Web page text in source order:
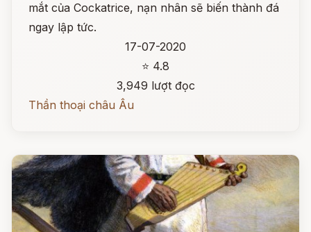
mắt của Cockatrice, nạn nhân sẽ biến thành đá
ngay lập tức.
17-07-2020
⭐ 4.8
3,949 lượt đọc
Thần thoại châu Âu